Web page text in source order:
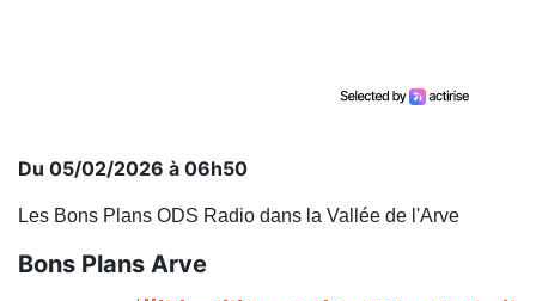
Du 05/02/2026 à 06h50
Les Bons Plans ODS Radio dans la Vallée de l'Arve
Bons Plans Arve